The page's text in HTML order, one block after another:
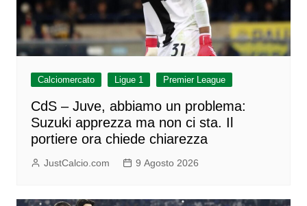
Calciomercato Ligue 1 Premier League
CdS – Juve, abbiamo un problema:
Suzuki apprezza ma non ci sta. Il
portiere ora chiede chiarezza
JustCalcio.com 9 Agosto 2026